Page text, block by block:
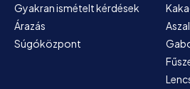
Gyakran ismételt kérdések
Árazás
Súgóközpont